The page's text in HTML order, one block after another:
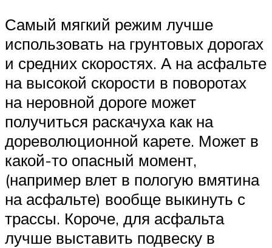
Самый мягкий режим лучше
использовать на грунтовых дорогах
и средних скоростях. А на асфальте
на высокой скорости в поворотах
на неровной дороге может
получиться раскачуха как на
дореволюционной карете. Может в
какой-то опасный момент,
(например влет в пологую вмятина
на асфальте) вообще выкинуть с
трассы. Короче, для асфальта
лучше выставить подвеску в